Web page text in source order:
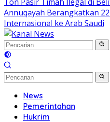
Annuqayah Berangkatkan
Internasional ke Arab Saudi
News
Pemerintahan
Hukrim